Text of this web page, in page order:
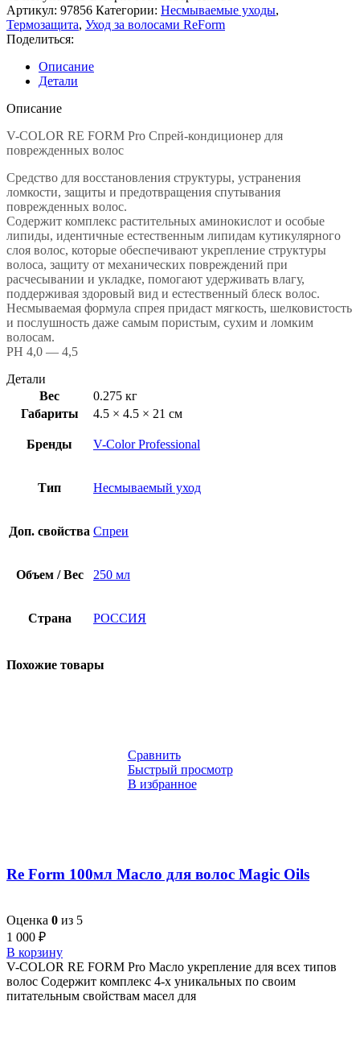
Артикул: 97856 Категории: Несмываемые уходы,
Термозащита, Уход за волосами ReForm
Поделиться:
Описание
Детали
Описание
V-COLOR RE FORM Pro Спрей-кондиционер для
поврежденных волос
Средство для восстановления структуры, устранения
ломкости, защиты и предотвращения спутывания
поврежденных волос.
Содержит комплекс растительных аминокислот и особые
липиды, идентичные естественным липидам кутикулярного
слоя волос, которые обеспечивают укрепление структуры
волоса, защиту от механических повреждений при
расчесывании и укладке, помогают удерживать влагу,
поддерживая здоровый вид и естественный блеск волос.
Несмываемая формула спрея придаст мягкость, шелковистость
и послушность даже самым пористым, сухим и ломким
волосам.
РН 4,0 — 4,5
Детали
Вес
0.275 кг
Габариты
4.5 × 4.5 × 21 см
Бренды V-Color Professional
Тип Несмываемый уход
Доп. свойства Спреи
Объем / Вес 250 мл
Страна РОССИЯ
Похожие товары
Сравнить
Быстрый просмотр
В избранное
Re Form 100мл Масло для волос Magiс Oils
Оценка 0 из 5
1 000 ₽
В корзину
V-COLOR RE FORM Pro Масло укрепление для всех типов
волос Содержит комплекс 4-х уникальных по своим
питательным свойствам масел для